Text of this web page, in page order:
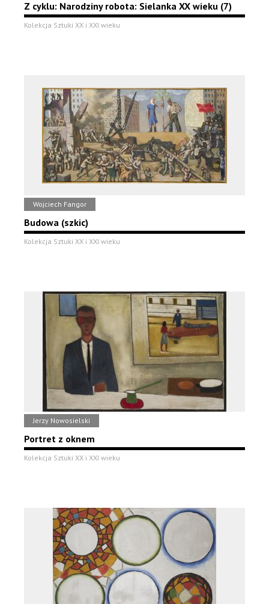
Z cyklu: Narodziny robota: Sielanka XX wieku (7)
Kolekcja Sztuki XX i XXI wieku
Wojciech Fangor
Budowa (szkic)
Kolekcja Sztuki XX i XXI wieku
Jerzy Nowosielski
Portret z oknem
Kolekcja Sztuki XX i XXI wieku